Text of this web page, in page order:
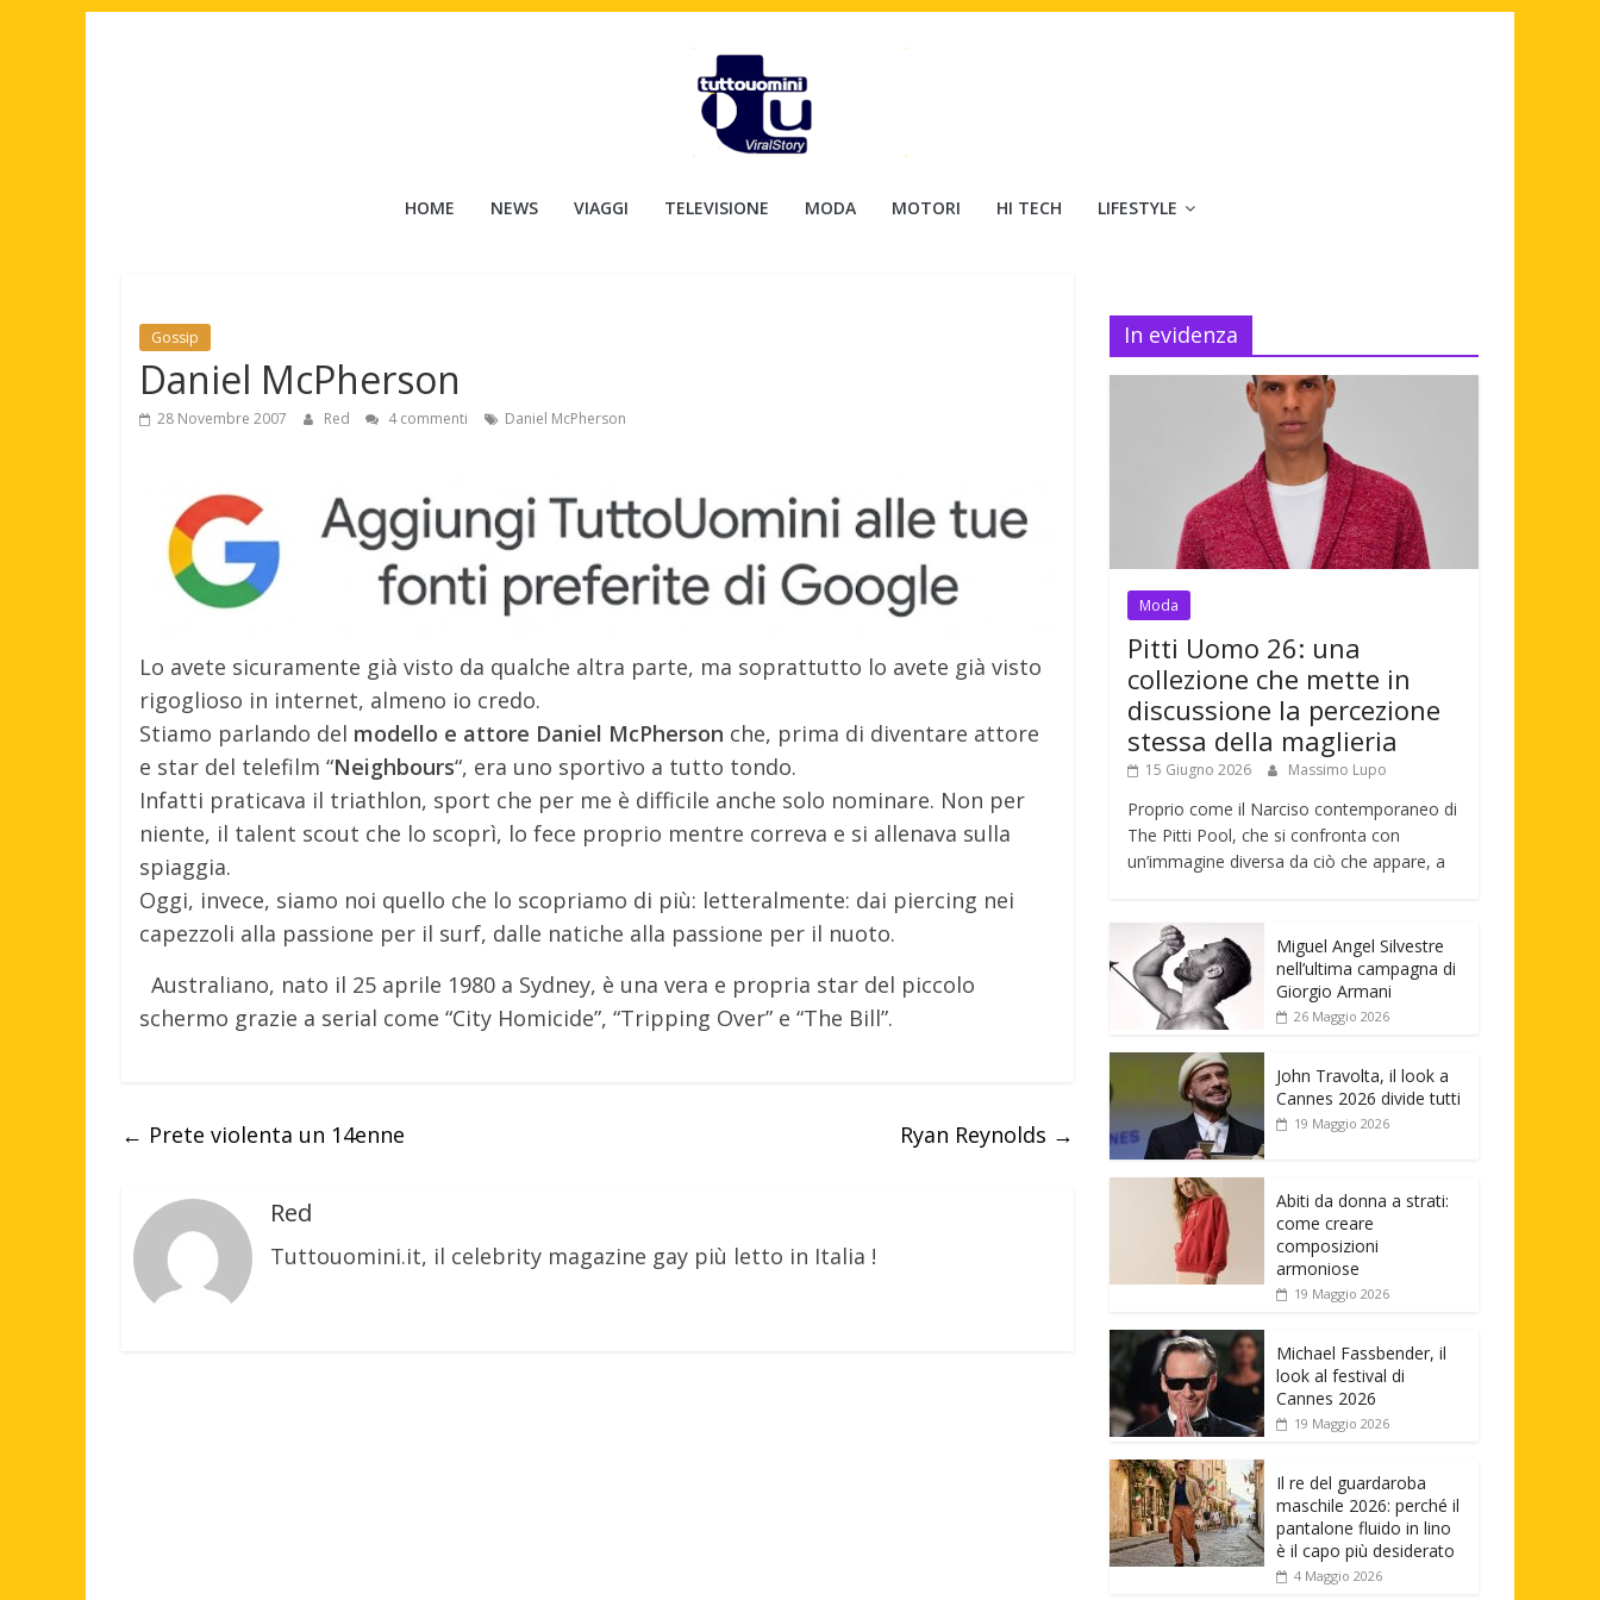
Tuttouomini
Motori,
gay
news
HOME NEWS VIAGGI TELEVISIONE MODA MOTORI HI TECH LIFESTYLE
Gossip
Daniel McPherson
28 Novembre 2007 Red 4 commenti Daniel McPherson
Lo avete sicuramente già visto da qualche altra parte, ma soprattutto lo avete già visto
rigoglioso in internet, almeno io credo.
Stiamo parlando del modello e attore Daniel McPherson che, prima di diventare attore
e star del telefilm “Neighbours“, era uno sportivo a tutto tondo.
Infatti praticava il triathlon, sport che per me è difficile anche solo nominare. Non per
niente, il talent scout che lo scoprì, lo fece proprio mentre correva e si allenava sulla
spiaggia.
Oggi, invece, siamo noi quello che lo scopriamo di più: letteralmente: dai piercing nei
capezzoli alla passione per il surf, dalle natiche alla passione per il nuoto.
Australiano, nato il 25 aprile 1980 a Sydney, è una vera e propria star del piccolo
schermo grazie a serial come “City Homicide”, “Tripping Over” e “The Bill”.
← Prete violenta un 14enne Ryan Reynolds →
Red
Tuttouomini.it, il celebrity magazine gay più letto in Italia !
In evidenza
Moda
Pitti Uomo 26: una
collezione che mette in
discussione la percezione
stessa della maglieria
15 Giugno 2026 Massimo Lupo
Proprio come il Narciso contemporaneo di
The Pitti Pool, che si confronta con
un’immagine diversa da ciò che appare, a
Miguel Angel Silvestre
nell’ultima campagna di
Giorgio Armani
26 Maggio 2026
John Travolta, il look a
Cannes 2026 divide tutti
19 Maggio 2026
Abiti da donna a strati:
come creare
composizioni
armoniose
19 Maggio 2026
Michael Fassbender, il
look al festival di
Cannes 2026
19 Maggio 2026
Il re del guardaroba
maschile 2026: perché il
pantalone fluido in lino
è il capo più desiderato
4 Maggio 2026